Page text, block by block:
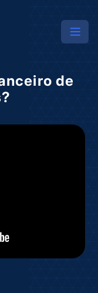
de